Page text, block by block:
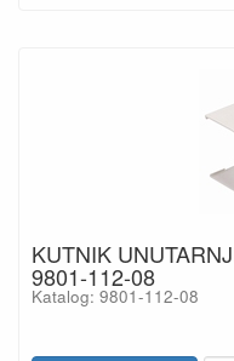
KUTNIK
9801-112-08
Katalog: 9801-112-08